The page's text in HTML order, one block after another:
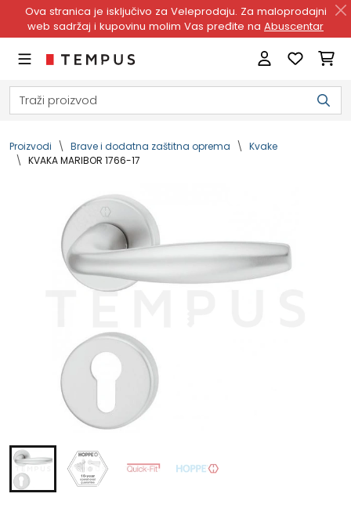
Ova stranica je isključivo za Veleprodaju. Za maloprodajni
web sadržaj i kupovinu molim Vas pređite na Abuscentar
Proizvodi Brave i dodatna zaštitna oprema
Kvake
KVAKA MARIBOR 1766-17